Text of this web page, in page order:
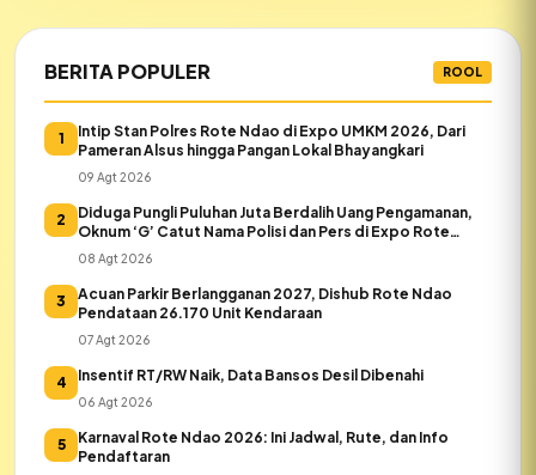
BERITA POPULER ROOL
1
Intip Stan Polres Rote Ndao di Expo UMKM 2026, Dari
Pameran Alsus hingga Pangan Lokal Bhayangkari
09 Agt 2026
2
Diduga Pungli Puluhan Juta Berdalih Uang Pengamanan,
Oknum ‘G’ Catut Nama Polisi dan Pers di Expo Rote
Ndao
08 Agt 2026
3
Acuan Parkir Berlangganan 2027, Dishub Rote Ndao
Pendataan 26.170 Unit Kendaraan
07 Agt 2026
4 Insentif RT/RW Naik, Data Bansos Desil Dibenahi
06 Agt 2026
5
Karnaval Rote Ndao 2026: Ini Jadwal, Rute, dan Info
Pendaftaran